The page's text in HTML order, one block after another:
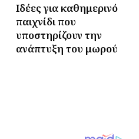
Ιδέες για καθημερινό
παιχνίδι που
υποστηρίζουν την
ανάπτυξη του μωρού